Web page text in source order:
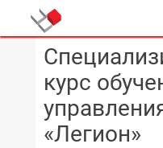
курс
«Легион»